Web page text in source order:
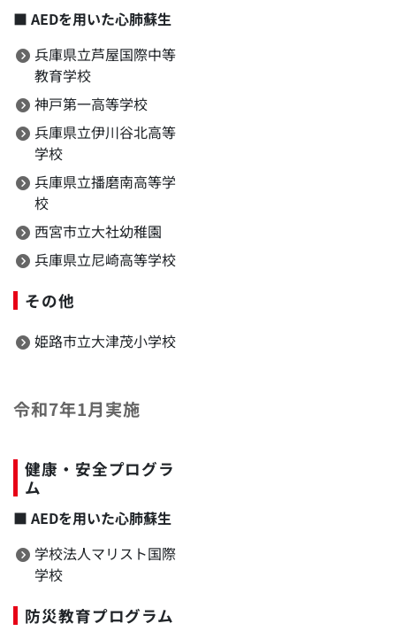
■ AEDを用いた心肺蘇生
兵庫県立芦屋国際中等
教育学校
神戸第一高等学校
兵庫県立伊川谷北高等
学校
兵庫県立播磨南高等学
校
西宮市立大社幼稚園
兵庫県立尼崎高等学校
その他
姫路市立大津茂小学校
令和7年1月実施
健康・安全プログラ
ム
■ AEDを用いた心肺蘇生
学校法人マリスト国際
学校
防災教育プログラム